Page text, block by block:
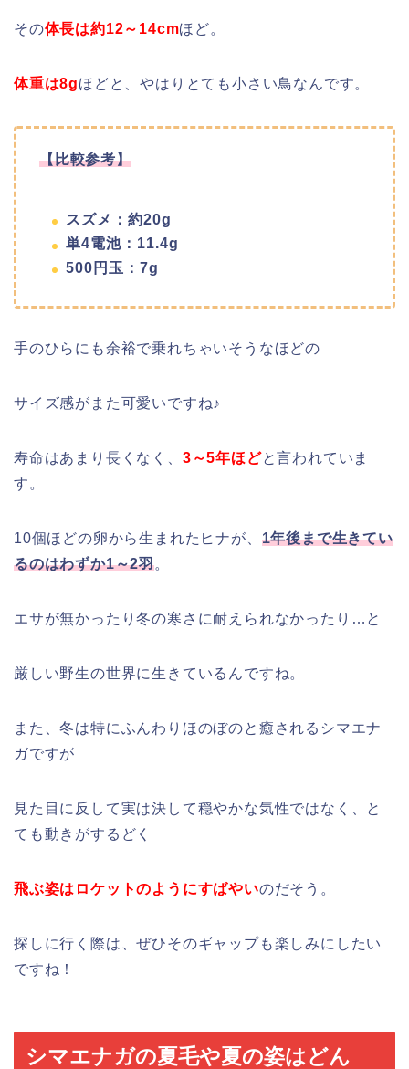
その体長は約12～14cmほど。
体重は8gほどと、やはりとても小さい鳥なんです。
【比較参考】
スズメ：約20g
単4電池：11.4g
500円玉：7g
手のひらにも余裕で乗れちゃいそうなほどの
サイズ感がまた可愛いですね♪
寿命はあまり長くなく、 3～5年ほどと言われていま
す。
10個ほどの卵から生まれたヒナが、 1年後まで生きてい
るのはわずか1～2羽。
エサが無かったり冬の寒さに耐えられなかったり…と
厳しい野生の世界に生きているんですね。
また、冬は特にふんわりほのぼのと癒されるシマエナ
ガですが
見た目に反して実は決して穏やかな気性ではなく、と
ても動きがするどく
飛ぶ姿はロケットのようにすばやいのだそう。
探しに行く際は、ぜひそのギャップも楽しみにしたい
ですね！
シマエナガの夏毛や夏の姿はどん